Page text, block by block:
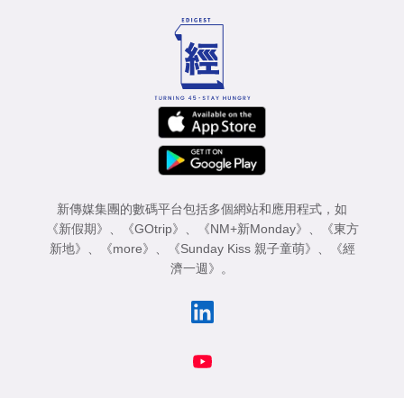
新傳媒集團的數碼平台包括多個網站和應用程式，如
《新假期》 、 《GOtrip》 、 《NM+新Monday》 、
《東方
新地》 、 《more》 、 《Sunday Kiss 親子童萌》 、
《經
濟一週》 。